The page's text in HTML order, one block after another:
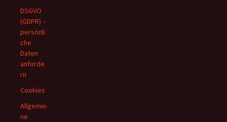
DSGVO
(GDPR) –
persönli
che
Daten
anforde
rn
Cookies
Allgemei
ne